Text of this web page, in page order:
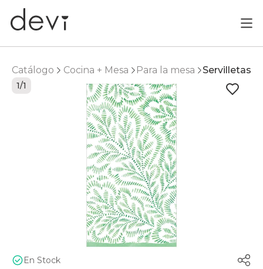
Catálogo Cocina + Mesa Para la mesa Servilletas
1/1
En Stock